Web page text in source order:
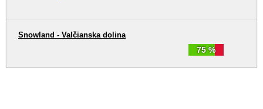
75 %
Snowland - Valčianska dolina